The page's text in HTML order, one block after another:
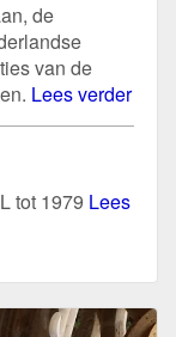
de
van de
Lees verder
tot 1979 Lees